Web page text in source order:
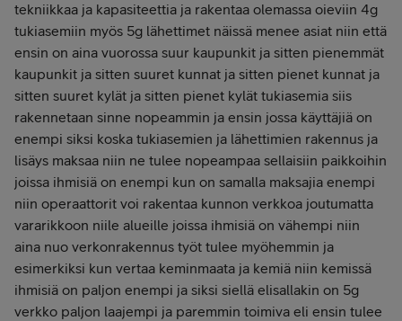
tekniikkaa ja kapasiteettia ja rakentaa olemassa oieviin 4g
tukiasemiin myös 5g lähettimet näissä menee asiat niin että
ensin on aina vuorossa suur kaupunkit ja sitten pienemmät
kaupunkit ja sitten suuret kunnat ja sitten pienet kunnat ja
sitten suuret kylät ja sitten pienet kylät tukiasemia siis
rakennetaan sinne nopeammin ja ensin jossa käyttäjiä on
enempi siksi koska tukiasemien ja lähettimien rakennus ja
lisäys maksaa niin ne tulee nopeampaa sellaisiin paikkoihin
joissa ihmisiä on enempi kun on samalla maksajia enempi
niin operaattorit voi rakentaa kunnon verkkoa joutumatta
vararikkoon niile alueille joissa ihmisiä on vähempi niin
aina nuo verkonrakennus työt tulee myöhemmin ja
esimerkiksi kun vertaa keminmaata ja kemiä niin kemissä
ihmisiä on paljon enempi ja siksi siellä elisallakin on 5g
verkko paljon laajempi ja paremmin toimiva eli ensin tulee